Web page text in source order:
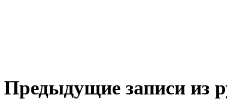
Предыдущие записи из